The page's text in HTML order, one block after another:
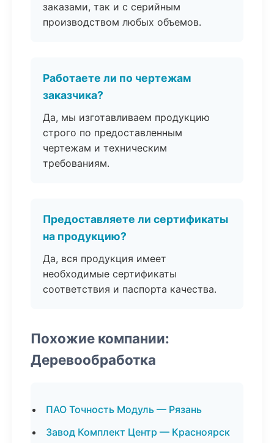
заказами, так и с серийным
производством любых объемов.
Работаете ли по чертежам
заказчика?
Да, мы изготавливаем продукцию
строго по предоставленным
чертежам и техническим
требованиям.
Предоставляете ли сертификаты
на продукцию?
Да, вся продукция имеет
необходимые сертификаты
соответствия и паспорта качества.
Похожие компании:
Деревообработка
ПАО Точность Модуль — Рязань
Завод Комплект Центр — Красноярск